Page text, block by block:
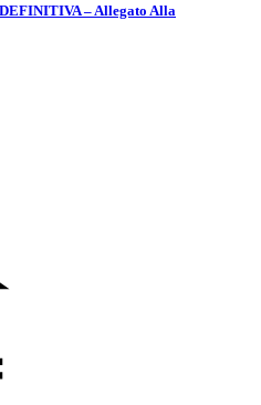
– Allegato Alla